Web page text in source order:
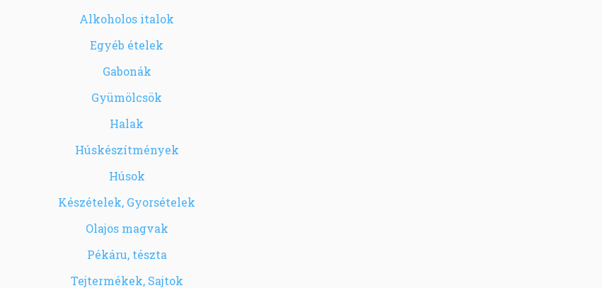
Alkoholos italok
Egyéb ételek
Gabonák
Gyümölcsök
Halak
Húskészítmények
Húsok
Készételek, Gyorsételek
Olajos magvak
Pékáru, tészta
Tejtermékek, Sajtok